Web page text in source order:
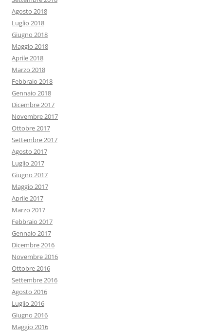
Agosto 2018
Luglio 2018
Giugno 2018
Maggio 2018
Aprile 2018
Marzo 2018
Febbraio 2018
Gennaio 2018
Dicembre 2017
Novembre 2017
Ottobre 2017
Settembre 2017
Agosto 2017
Luglio 2017
Giugno 2017
Maggio 2017
Aprile 2017
Marzo 2017
Febbraio 2017
Gennaio 2017
Dicembre 2016
Novembre 2016
Ottobre 2016
Settembre 2016
Agosto 2016
Luglio 2016
Giugno 2016
Maggio 2016